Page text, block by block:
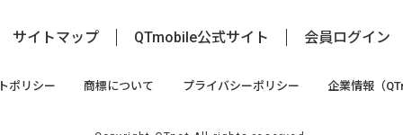
サイトマップ QTmobile公式サイト 会員ログイン
ポリシー 商標について プライバシーポリシー 企業情報（